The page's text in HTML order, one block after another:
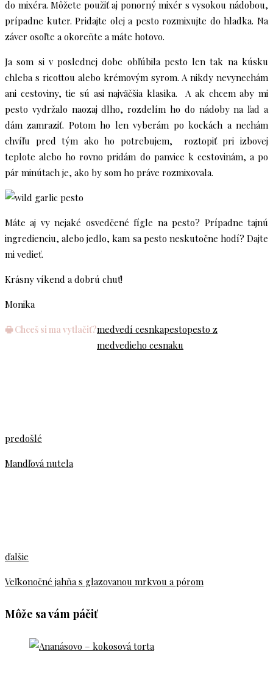
do mixéra. Môžete použiť aj ponorný mixér s vysokou nádobou,
prípadne kuter. Pridajte olej a pesto rozmixujte do hladka. Na
záver osoľte a okoreňte a máte hotovo.
Ja som si v poslednej dobe obľúbila pesto len tak na kúsku
chleba s ricottou alebo krémovým syrom. A nikdy nevynechám
ani cestoviny, tie sú asi najväčšia klasika. A ak chcem aby mi
pesto vydržalo naozaj dlho, rozdelím ho do nádoby na ľad a
dám zamraziť. Potom ho len vyberám po kockách a nechám
chvíľu pred tým ako ho potrebujem, roztopiť pri izbovej
teplote alebo ho rovno pridám do panvice k cestovinám, a po
pár minútach je, ako by som ho práve rozmixovala.
Máte aj vy nejaké osvedčené fígle na pesto? Prípadne tajnú
ingredienciu, alebo jedlo, kam sa pesto neskutočne hodí? Dajte
mi vedieť.
Krásny víkend a dobrú chuť!
Monika
🖶 Chceš si ma vytlačiť?medvedí cesnkapestopesto z
medvedieho cesnaku
predošlé
Mandľová nutela
ďalšie
Veľkonočné jahňa s glazovanou mrkvou a pórom
Môže sa vám páčiť